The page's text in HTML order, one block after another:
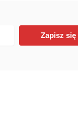
Zapisz się